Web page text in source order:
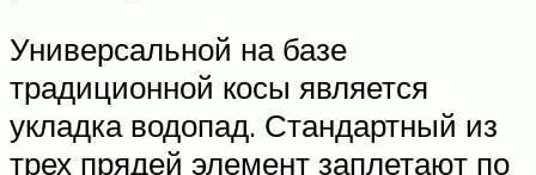
Универсальной на базе
традиционной косы является
укладка водопад. Стандартный из
трех прядей элемент заплетают по